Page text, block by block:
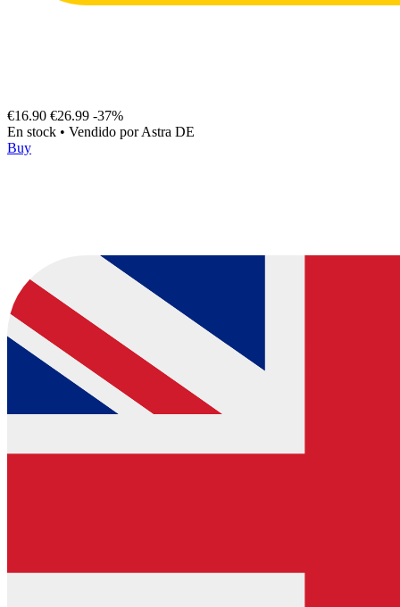
€16.90 €26.99 -37%
En stock • Vendido porAstra DE
Buy